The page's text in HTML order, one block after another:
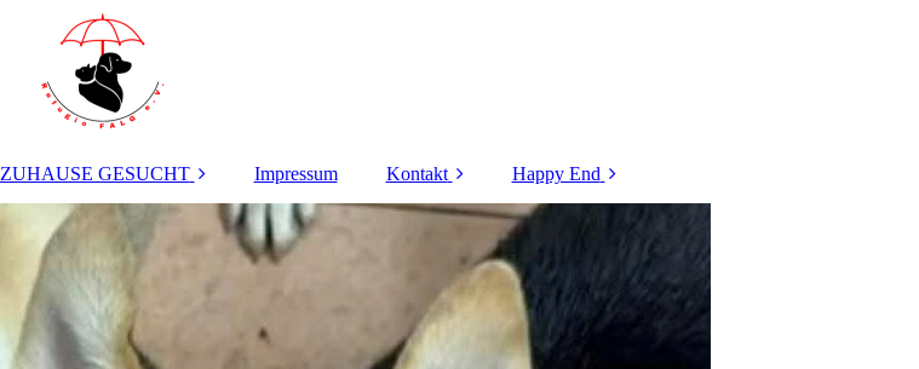
ZUHAUSE GESUCHT
HUNDE ab 2 Jahren
WELPEN +
JUNGHUNDE
Impressum Kontakt
Kontaktformular
Formular
Flugpatenschaft
Formular
Vorkontrolle
Happy End
Tiere - 2025
Tiere - 2024
Tiere - 2023
Hunde - 2022